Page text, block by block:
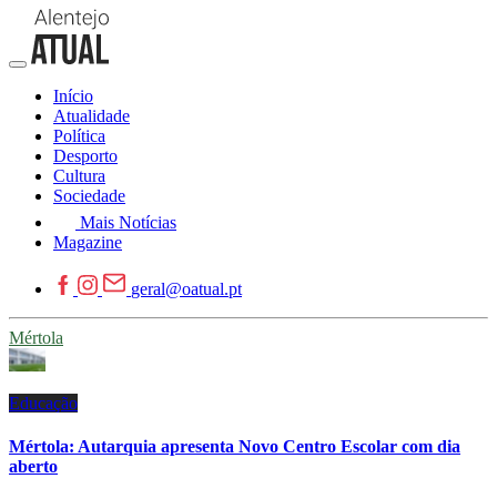
Início
Atualidade
Política
Desporto
Cultura
Sociedade
Mais Notícias
Magazine
geral@oatual.pt
Mértola
Educação
Mértola: Autarquia apresenta Novo Centro Escolar com dia
aberto